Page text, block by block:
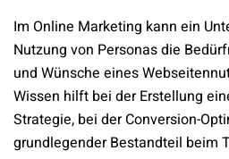
Im Online Marketing kann ein
Nutzung von Personas die
und Wünsche eines
Wissen hilft bei der Erstellung
Strategie, bei der Conversion-
grundlegender Bestandteil beim